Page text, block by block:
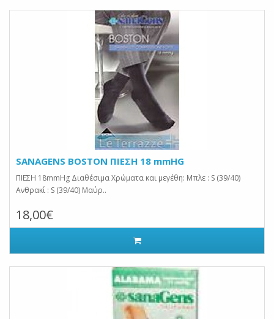
SANAGENS BOSTON ΠΙΕΣΗ 18 mmHG
ΠΙΕΣΗ 18mmHg Διαθέσιμα Χρώματα και μεγέθη: Μπλε : S (39/40)
Ανθρακί : S (39/40) Μαύρ..
18,00€